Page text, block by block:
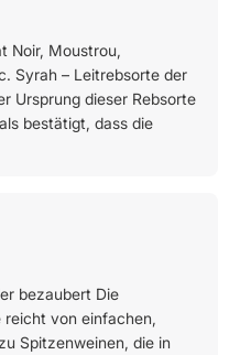
Noir, Moustrou,
Syrah – Leitrebsorte der
Ursprung dieser Rebsorte
bestätigt, dass die
bezaubert Die
reicht von einfachen,
Spitzenweinen, die in